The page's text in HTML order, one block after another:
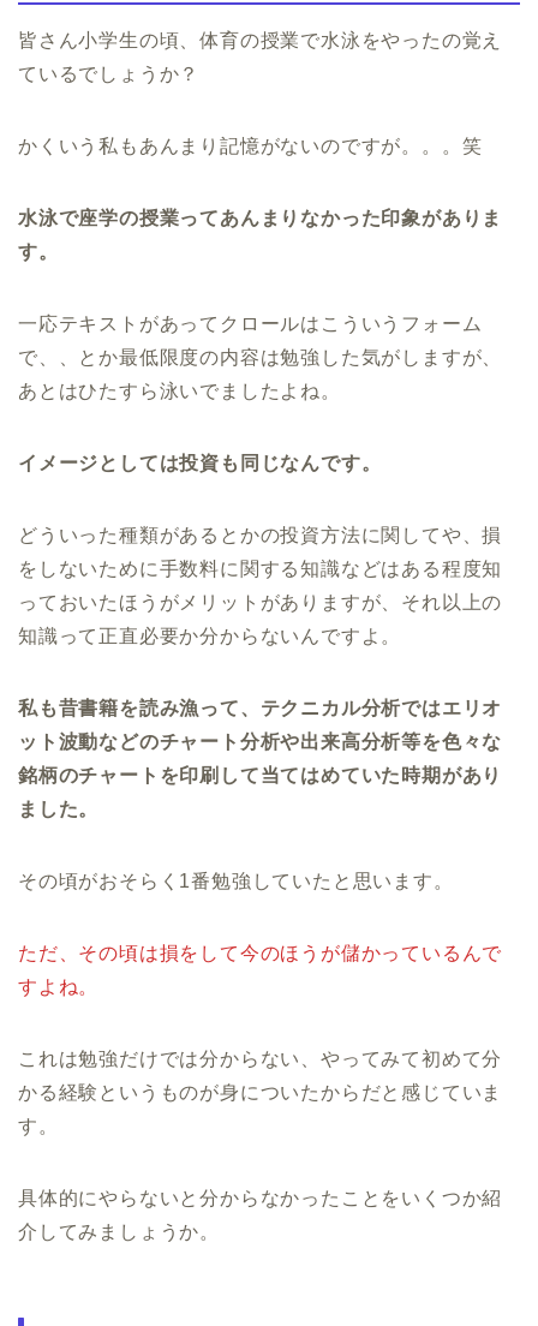
皆さん小学生の頃、体育の授業で水泳をやったの覚え
ているでしょうか？
かくいう私もあんまり記憶がないのですが。。。笑
水泳で座学の授業ってあんまりなかった印象がありま
す。
一応テキストがあってクロールはこういうフォーム
で、、とか最低限度の内容は勉強した気がしますが、
あとはひたすら泳いでましたよね。
イメージとしては投資も同じなんです。
どういった種類があるとかの投資方法に関してや、損
をしないために手数料に関する知識などはある程度知
っておいたほうがメリットがありますが、それ以上の
知識って正直必要か分からないんですよ。
私も昔書籍を読み漁って、テクニカル分析ではエリオ
ット波動などのチャート分析や出来高分析等を色々な
銘柄のチャートを印刷して当てはめていた時期があり
ました。
その頃がおそらく1番勉強していたと思います。
ただ、その頃は損をして今のほうが儲かっているんで
すよね。
これは勉強だけでは分からない、やってみて初めて分
かる経験というものが身についたからだと感じていま
す。
具体的にやらないと分からなかったことをいくつか紹
介してみましょうか。